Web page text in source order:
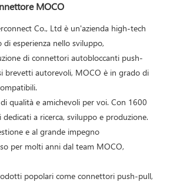
MOCO
Co., Ltd è un'azienda high-tech
esperienza nello sviluppo,
di connettori autobloccanti push-
brevetti autorevoli, MOCO è in grado di
qualità e amichevoli per voi. Con 1600
a ricerca, sviluppo e produzione.
e al grande impegno
per molti anni dal team MOCO,
popolari come connettori push-pull,